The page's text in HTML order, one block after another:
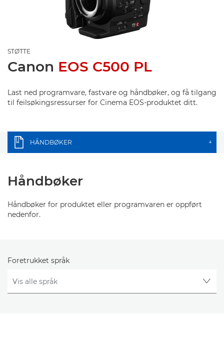
STØTTE
Canon EOS C500 PL
Last ned programvare, fastvare og håndbøker, og få tilgang
til feilsøkingsressurser for Cinema EOS-produktet ditt.
HÅNDBØKER +
Håndbøker
Håndbøker for produktet eller programvaren er oppført
nedenfor.
Foretrukket språk